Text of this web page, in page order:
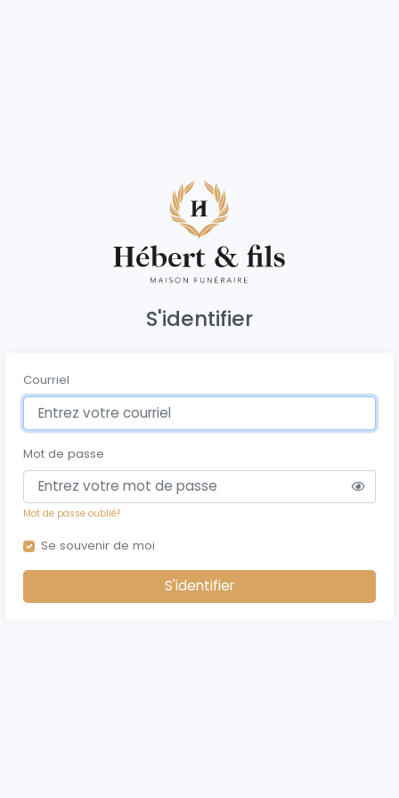
S'identifier
Courriel
Mot de passe
Mot de passe oublié?
Se souvenir de moi
S'identifier